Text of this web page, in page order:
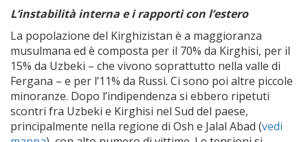
L’instabilità interna e i rapporti con l’estero
La popolazione del Kirghizistan è a maggioranza
musulmana ed è composta per il 70% da Kirghisi, per il
15% da Uzbeki – che vivono soprattutto nella valle di
Fergana – e per l’11% da Russi. Ci sono poi altre piccole
minoranze. Dopo l’indipendenza si ebbero ripetuti
scontri fra Uzbeki e Kirghisi nel Sud del paese,
principalmente nella regione di Osh e Jalal Abad (vedi